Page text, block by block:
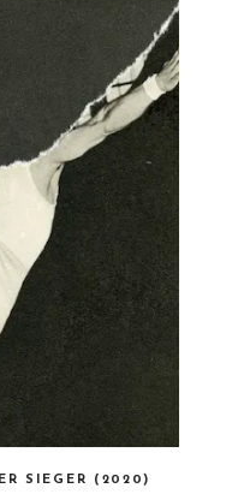
SIEGER (2020)